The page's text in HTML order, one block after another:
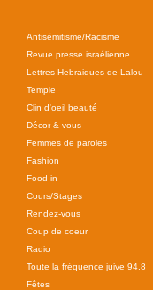
Antisémitisme/Racisme
Revue presse israélienne
Lettres Hebraiques de Lalou
Temple
Clin d'oeil beauté
Décor & vous
Femmes de paroles
Fashion
Food-in
Cours/Stages
Rendez-vous
Coup de coeur
Radio
Toute la fréquence juive 94.8
Fêtes